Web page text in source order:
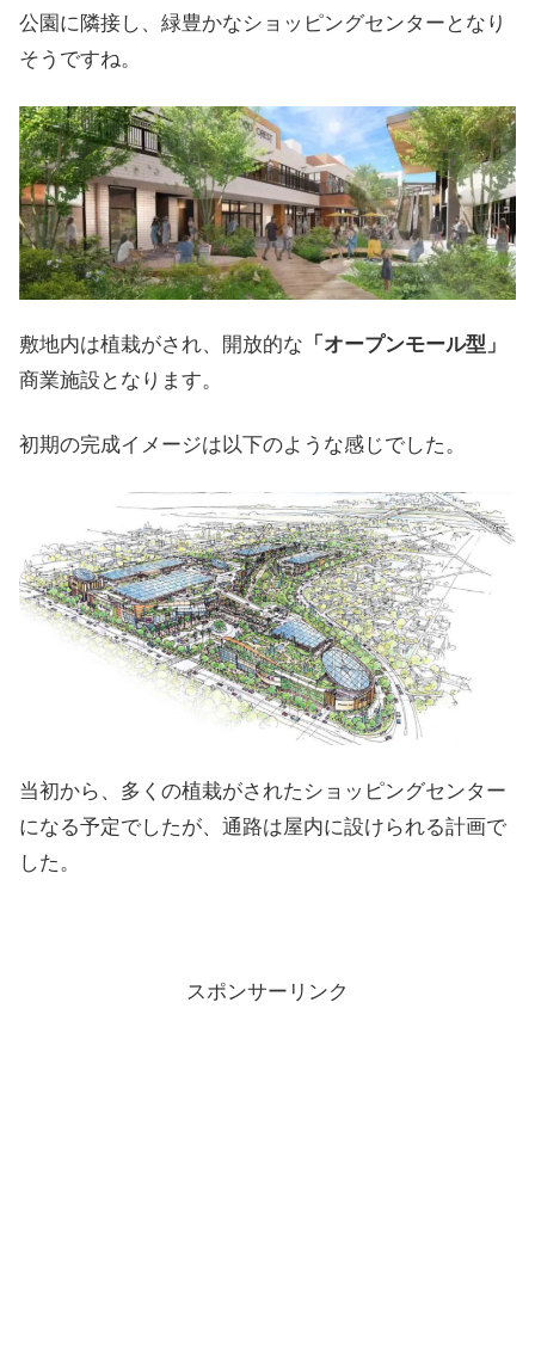
公園に隣接し、緑豊かなショッピングセンターとなり
そうですね。
敷地内は植栽がされ、開放的な 「オープンモール型」
商業施設となります。
初期の完成イメージは以下のような感じでした。
当初から、多くの植栽がされたショッピングセンター
になる予定でしたが、通路は屋内に設けられる計画で
した。
スポンサーリンク